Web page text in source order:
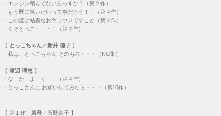
・ エンジン積んでないんっすか？（第２作）
・ もう既に笑いたいって事だろう！！（第４作）
・ この度は結構なおキュウスですこと（第４作）
・ くそとっこ・・・！（第７作）
【 とっこちゃん ／新井 徳子 】
・ 私は、とっこちゃん そのもの・・・（NG集）
【 渡辺 理恵 】
・ な か よ く ！（第４作）
・ とっこさんに お願いしてみたら・・・（第10作）
【 第１作 真澄 ／石野真子 】